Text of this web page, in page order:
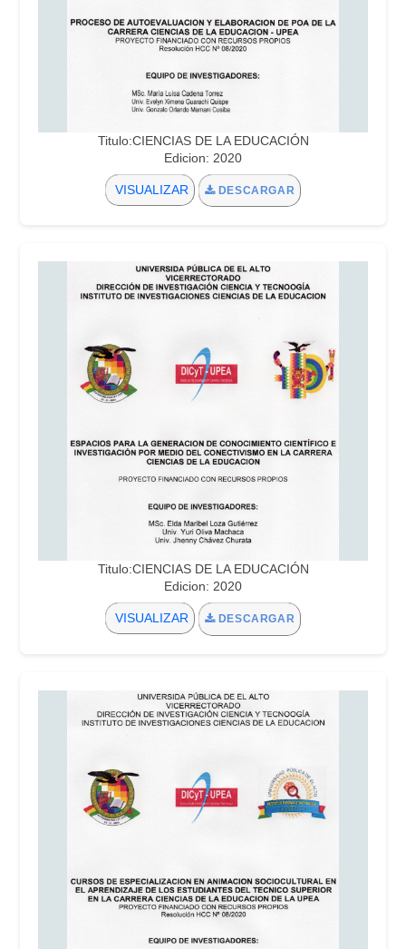
Titulo:CIENCIAS DE LA EDUCACIÓN
Edicion: 2020
VISUALIZAR DESCARGAR
Titulo:CIENCIAS DE LA EDUCACIÓN
Edicion: 2020
VISUALIZAR DESCARGAR